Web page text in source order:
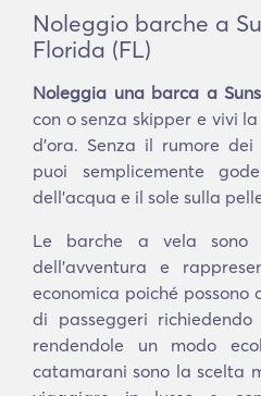
Noleggio barche a
Florida (FL)
Noleggia una barca a
con o senza skipper e vivi
d'ora. Senza il rumore dei
puoi semplicemente
dell'acqua e il sole sulla
Le barche a vela
dell'avventura e
economica poiché possono
di passeggeri richiedendo
rendendole un modo
catamarani sono la scelta